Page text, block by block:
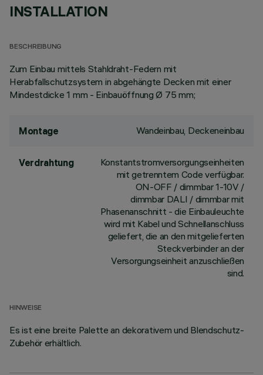
INSTALLATION
BESCHREIBUNG
Zum Einbau mittels Stahldraht-Federn mit
Herabfallschutzsystem in abgehängte Decken mit einer
Mindestdicke 1 mm - Einbauöffnung Ø 75 mm;
Montage Wandeinbau, Deckeneinbau
Verdrahtung
Konstantstromversorgungseinheiten
mit getrenntem Code verfügbar.
ON-OFF / dimmbar 1-10V /
dimmbar DALI / dimmbar mit
Phasenanschnitt - die Einbauleuchte
wird mit Kabel und Schnellanschluss
geliefert, die an den mitgelieferten
Steckverbinder an der
Versorgungseinheit anzuschließen
sind.
HINWEISE
Es ist eine breite Palette an dekorativem und Blendschutz-
Zubehör erhältlich.